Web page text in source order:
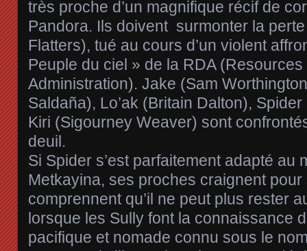
très proche d’un magnifique récif de
Pandora. Ils doivent surmonter la
Flatters), tué au cours d’un violent
Peuple du ciel » de la RDA
Administration). Jake (Sam
Saldaña), Lo’ak (Britain Dalton),
Kiri (Sigourney Weaver) sont
deuil.
Si Spider s’est parfaitement adapté au
Metkayina, ses proches craignent
comprennent qu’il ne peut plus rester
lorsque les Sully font la connaissance
pacifique et nomade connu sous le